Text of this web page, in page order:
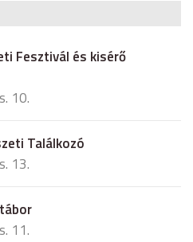
Fesztivál és kisérő
10.
Találkozó
13.
11.